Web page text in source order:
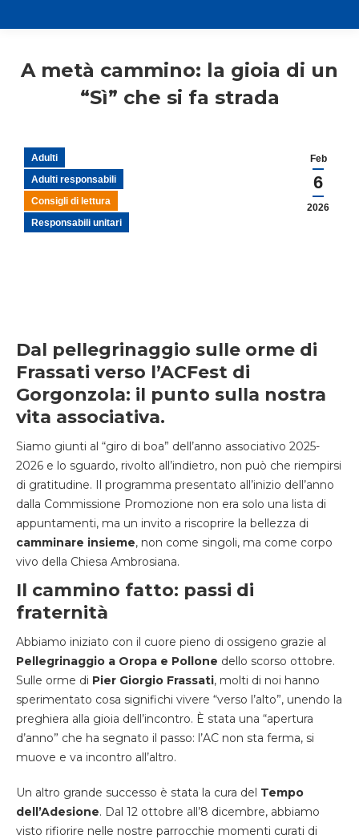
A metà cammino: la gioia di un
“Sì” che si fa strada
Feb
6
2026
Adulti
Adulti responsabili
Consigli di lettura
Responsabili unitari
Dal pellegrinaggio sulle orme di
Frassati verso l’ACFest di
Gorgonzola: il punto sulla nostra
vita associativa.
Siamo giunti al “giro di boa” dell’anno associativo 2025-
2026 e lo sguardo, rivolto all’indietro, non può che riempirsi
di gratitudine. Il programma presentato all’inizio dell’anno
dalla Commissione Promozione non era solo una lista di
appuntamenti, ma un invito a riscoprire la bellezza di
camminare insieme, non come singoli, ma come corpo
vivo della Chiesa Ambrosiana.
Il cammino fatto: passi di
fraternità
Abbiamo iniziato con il cuore pieno di ossigeno grazie al
Pellegrinaggio a Oropa e Pollone dello scorso ottobre.
Sulle orme di Pier Giorgio Frassati, molti di noi hanno
sperimentato cosa significhi vivere “verso l’alto”, unendo la
preghiera alla gioia dell’incontro. È stata una “apertura
d’anno” che ha segnato il passo: l’AC non sta ferma, si
muove e va incontro all’altro.
Un altro grande successo è stata la cura del Tempo
dell’Adesione. Dal 12 ottobre all’8 dicembre, abbiamo
visto rifiorire nelle nostre parrocchie momenti curati di